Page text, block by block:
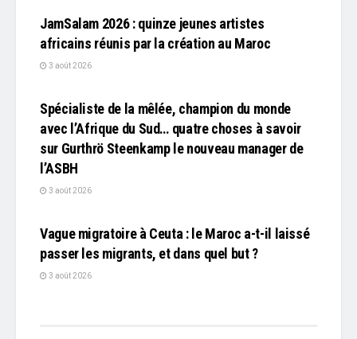
JamSalam 2026 : quinze jeunes artistes
africains réunis par la création au Maroc
3 août 2026
Spécialiste de la mêlée, champion du monde
avec l’Afrique du Sud… quatre choses à savoir
sur Gurthrö Steenkamp le nouveau manager de
l’ASBH
3 août 2026
Vague migratoire à Ceuta : le Maroc a-t-il laissé
passer les migrants, et dans quel but ?
3 août 2026